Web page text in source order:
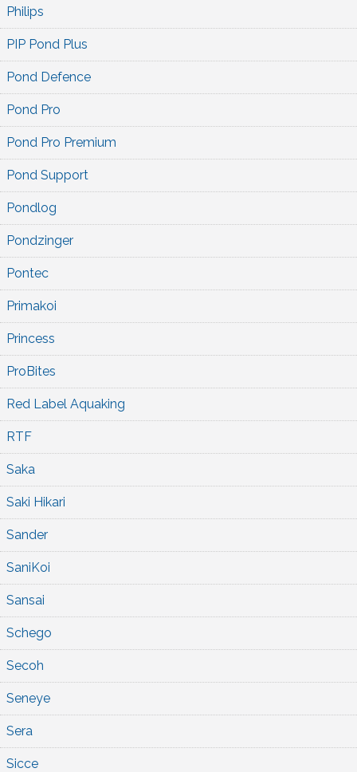
Philips
PIP Pond Plus
Pond Defence
Pond Pro
Pond Pro Premium
Pond Support
Pondlog
Pondzinger
Pontec
Primakoi
Princess
ProBites
Red Label Aquaking
RTF
Saka
Saki Hikari
Sander
SaniKoi
Sansai
Schego
Secoh
Seneye
Sera
Sicce